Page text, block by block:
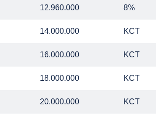
12.960.000 8%
14.000.000 KCT
16.000.000 KCT
18.000.000 KCT
20.000.000 KCT